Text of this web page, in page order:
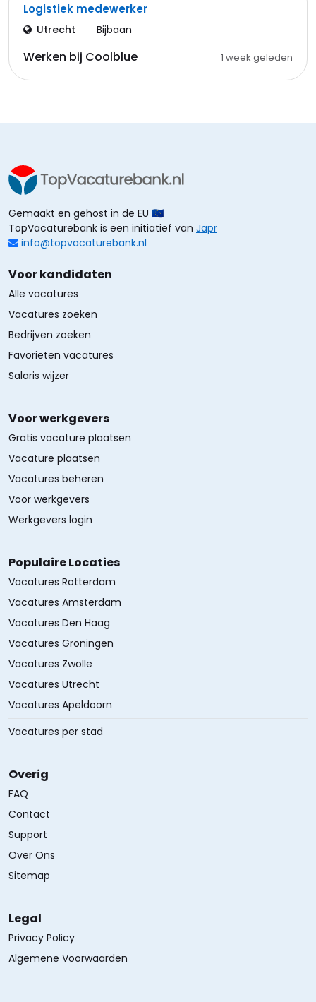
Logistiek medewerker
Utrecht Bijbaan
Werken bij Coolblue 1 week geleden
Gemaakt en gehost in de EU 🇪🇺
TopVacaturebank is een initiatief van Japr
info@topvacaturebank.nl
Voor kandidaten
Alle vacatures
Vacatures zoeken
Bedrijven zoeken
Favorieten vacatures
Salaris wijzer
Voor werkgevers
Gratis vacature plaatsen
Vacature plaatsen
Vacatures beheren
Voor werkgevers
Werkgevers login
Populaire Locaties
Vacatures Rotterdam
Vacatures Amsterdam
Vacatures Den Haag
Vacatures Groningen
Vacatures Zwolle
Vacatures Utrecht
Vacatures Apeldoorn
Vacatures per stad
Overig
FAQ
Contact
Support
Over Ons
Sitemap
Legal
Privacy Policy
Algemene Voorwaarden